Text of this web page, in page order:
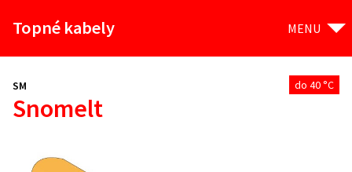
Topné kabely MENU
do 40 °C
SM
Snomelt